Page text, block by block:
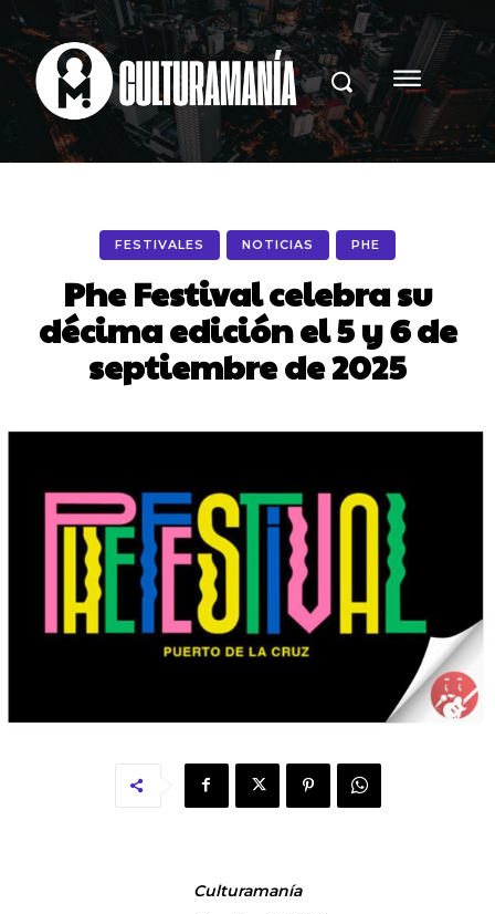
FESTIVALES NOTICIAS PHE
Phe Festival celebra su
décima edición el 5 y 6 de
septiembre de 2025
Culturamanía